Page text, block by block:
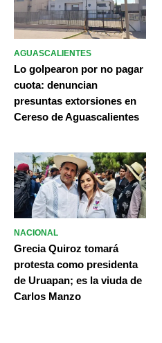
AGUASCALIENTES
Lo golpearon por no pagar
cuota: denuncian
presuntas extorsiones en
Cereso de Aguascalientes
NACIONAL
Grecia Quiroz tomará
protesta como presidenta
de Uruapan; es la viuda de
Carlos Manzo